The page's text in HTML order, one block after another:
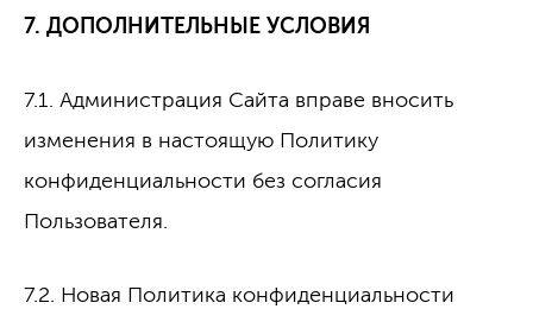
7. ДОПОЛНИТЕЛЬНЫЕ УСЛОВИЯ
7.1. Администрация Сайта вправе вносить
изменения в настоящую Политику
конфиденциальности без согласия
Пользователя.
7.2. Новая Политика конфиденциальности